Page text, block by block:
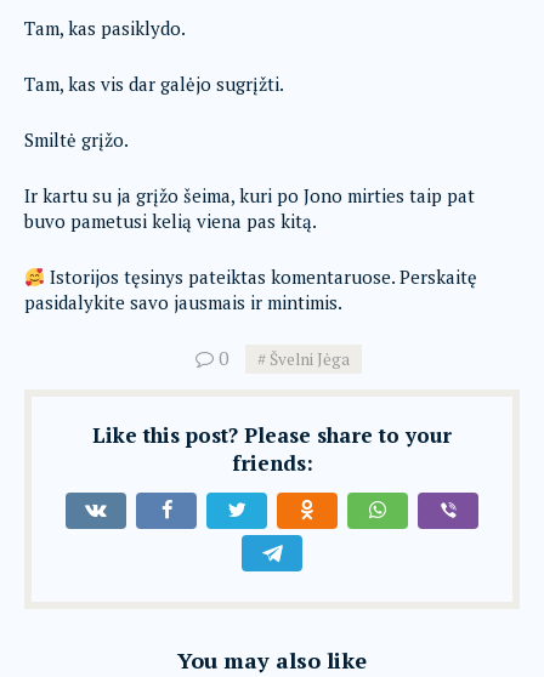
Tam, kas pasiklydo.
Tam, kas vis dar galėjo sugrįžti.
Smiltė grįžo.
Ir kartu su ja grįžo šeima, kuri po Jono mirties taip pat
buvo pametusi kelią viena pas kitą.
Istorijos tęsinys pateiktas komentaruose. Perskaitę
pasidalykite savo jausmais ir mintimis.
0 Švelni Jėga
Like this post? Please share to your
friends:
You may also like